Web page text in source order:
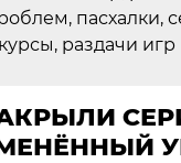
пасхалки,
раздачи игр